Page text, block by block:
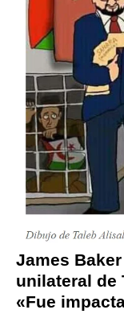
James
unilateral de
«Fue